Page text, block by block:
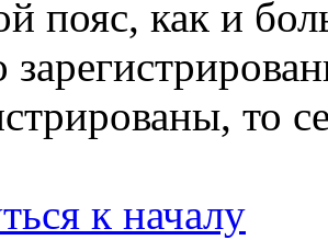
пояс, как и
то
к началу